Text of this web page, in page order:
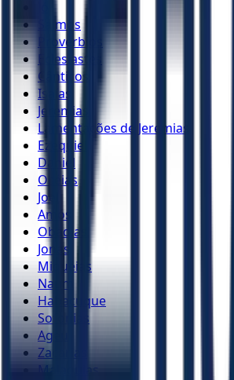
Salmos
Provérbios
Eclesiastes
Cânticos
Isaías
Jeremias
Lamentações de Jeremias
Ezequiel
Daniel
Oséias
Joel
Amós
Obadias
Jonas
Miquéias
Naum
Habacuque
Sofonias
Ageu
Zacarias
Malaquias